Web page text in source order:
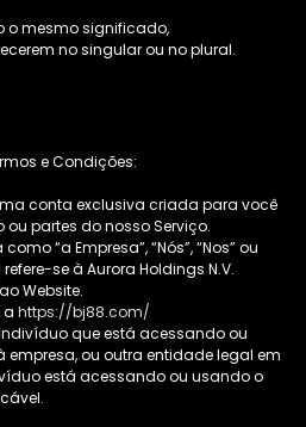
o mesmo significado,
no singular ou no plural.
e Condições:
conta exclusiva criada para você
partes do nosso Serviço.
“a Empresa”, “Nós”, “Nos” ou
se à Aurora Holdings N.V.
Website.
a https://bj88.com/
que está acessando ou
empresa, ou outra entidade legal em
está acessando ou usando o